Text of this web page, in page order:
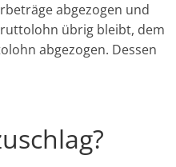
abgezogen und
übrig bleibt, dem
abgezogen. Dessen